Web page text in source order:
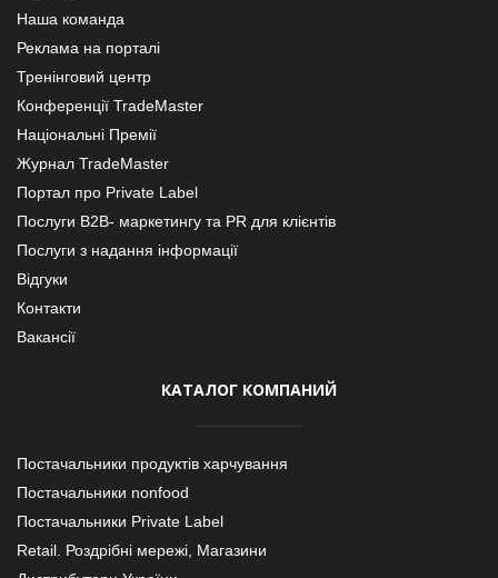
Наша команда
Реклама на порталі
Тренінговий центр
Конференції TradeMaster
Національні Премії
Журнал TradeMaster
Портал про Private Label
Послуги В2В- маркетингу та PR для клієнтів
Послуги з надання інформації
Відгуки
Контакти
Вакансії
КАТАЛОГ КОМПАНИЙ
Постачальники продуктів харчування
Постачальники nonfood
Постачальники Private Label
Retail. Роздрібні мережі, Магазини